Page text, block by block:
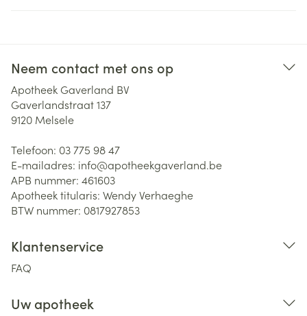
Neem contact met ons op
Apotheek Gaverland BV
Gaverlandstraat 137
9120 Melsele
Telefoon: 03 775 98 47
E-mailadres: info@apotheekgaverland.be
APB nummer: 461603
Apotheek titularis: Wendy Verhaeghe
BTW nummer: 0817927853
Klantenservice
FAQ
Uw apotheek